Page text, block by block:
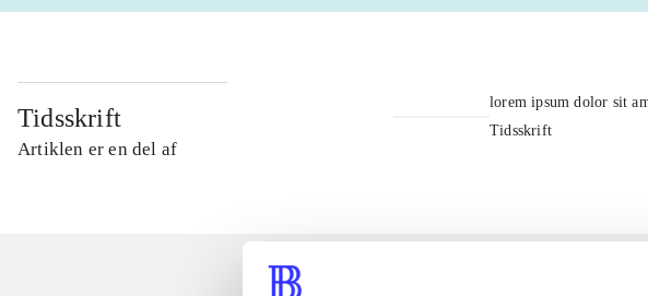
Tidsskrift
Artiklen er en del af
lorem ipsum dolor sit
Tidsskrift